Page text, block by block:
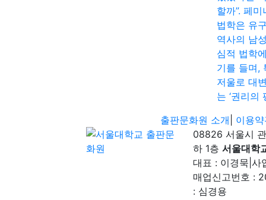
할까”. 페미
법학은 유
역사의 남
심적 법학
기를 들며,
저울로 대
는 ‘권리의
출판문화원 소개
이용
08826 서울시
하 1층 서울대학
대표 : 이경묵 사
매업신고번호 :
: 심경용